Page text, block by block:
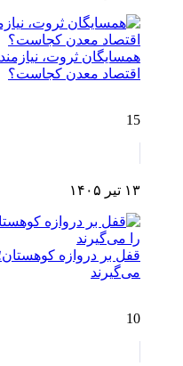
همسایگان ثروت،
اقتصاد معدن کجاست؟
15
۱۳ تیر ۱۴۰۵
قفل بر دروازه
می‌گیرند
10